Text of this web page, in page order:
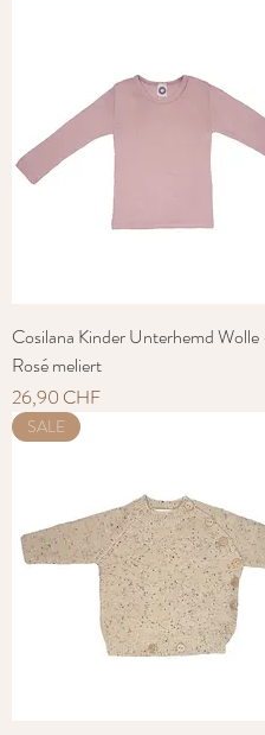
Cosilana Kinder Unterhemd
Rosé meliert
Preis
26,90 CHF
SALE